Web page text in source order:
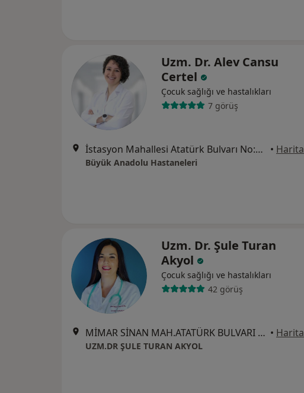
Uzm. Dr. Alev Cansu
Certel
Çocuk sağlığı ve hastalıkları
7 görüş
İstasyon Mahallesi Atatürk Bulvarı No:62, Samsun • Harita
Büyük Anadolu Hastaneleri
Uzm. Dr. Şule Turan
Akyol
Çocuk sağlığı ve hastalıkları
42 görüş
MİMAR SİNAN MAH.ATATÜRK BULVARI 257/35 LOTUS EVLERİ, Atakum • Harita
UZM.DR ŞULE TURAN AKYOL